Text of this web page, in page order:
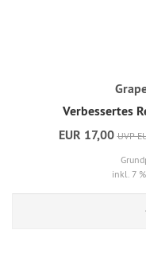
Verbessertes
EUR 17,00 UVP
inkl. 7